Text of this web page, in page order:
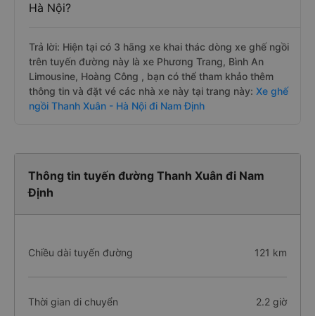
Hà Nội?
Trả lời: Hiện tại có 3 hãng xe khai thác dòng xe ghế ngồi
trên tuyến đường này là xe Phương Trang, Bình An
Limousine, Hoàng Công , bạn có thể tham khảo thêm
thông tin và đặt vé các nhà xe này tại trang này: Xe ghế
ngồi Thanh Xuân - Hà Nội đi Nam Định
Thông tin tuyến đường Thanh Xuân đi Nam
Định
Chiều dài tuyến đường 121 km
Thời gian di chuyển 2.2 giờ